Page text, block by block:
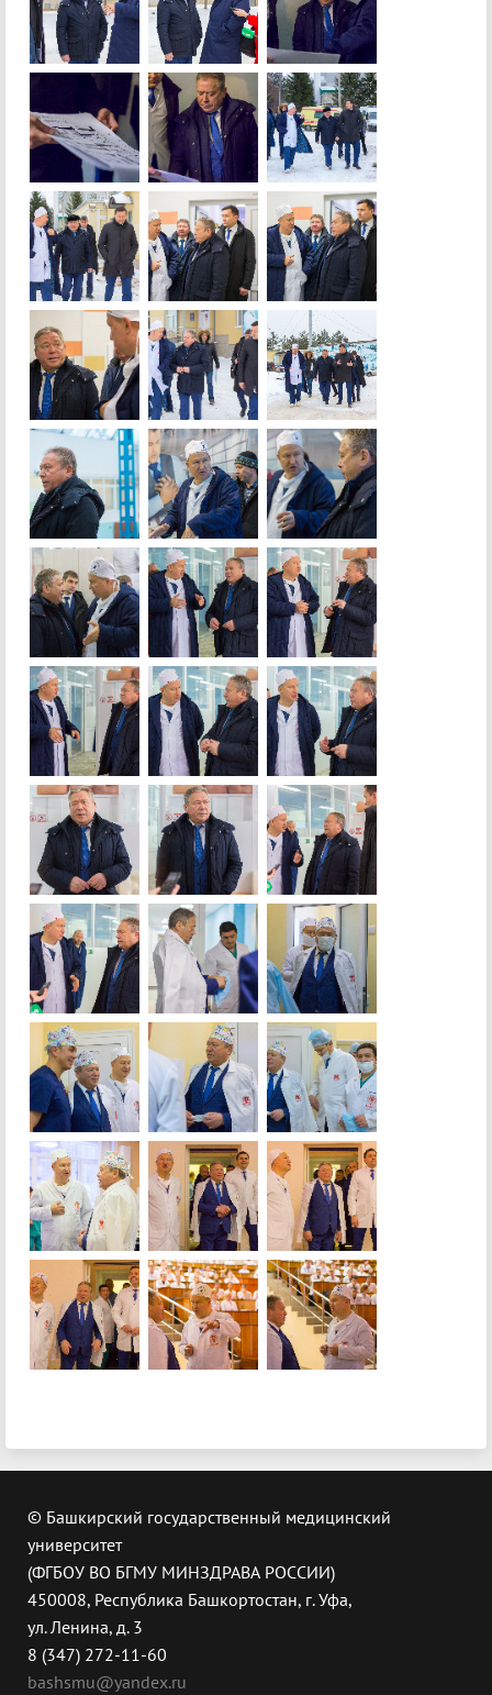
© Башкирский государственный медицинский
университет
(ФГБОУ ВО БГМУ МИНЗДРАВА РОССИИ)
450008, Республика Башкортостан, г. Уфа,
ул. Ленина, д. 3
8 (347) 272-11-60
bashsmu@yandex.ru